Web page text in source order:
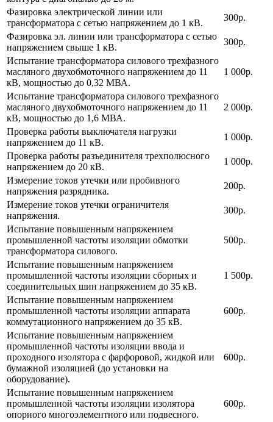
Фазировка электрической линии или
трансформатора с сетью напряжением до 1 кВ.
300р.
Фазировка эл. линии или трансформатора с сетью
напряжением свыше 1 кВ.
300р.
Испытание трансформатора силового трехфазного
масляного двухобмоточного напряжением до 11
кВ, мощностью до 0,32 МВА.
1 000р.
Испытание трансформатора силового трехфазного
масляного двухобмоточного напряжением до 11
кВ, мощностью до 1,6 МВА.
2 000р.
Проверка работы выключателя нагрузки
напряжением до 11 кВ.
1 000р.
Проверка работы разъединителя трехполюсного
напряжением до 20 кВ.
1 000р.
Измерение токов утечки или пробивного
напряжения разрядника.
200р.
Измерение токов утечки ограничителя
напряжения.
300р.
Испытание повышенным напряжением
промышленной частоты изоляции обмотки
трансформатора силового.
500р.
Испытание повышенным напряжением
промышленной частоты изоляции сборных и
соединительных шин напряжением до 35 кВ.
1 500р.
Испытание повышенным напряжением
промышленной частоты изоляции аппарата
коммутационного напряжением до 35 кВ.
600р.
Испытание повышенным напряжением
промышленной частоты изоляции ввода и
проходного изолятора с фарфоровой, жидкой или
бумажной изоляцией (до установки на
оборудование).
600р.
Испытание повышенным напряжением
промышленной частоты изоляции изолятора
опорного многоэлементного или подвесного.
600р.